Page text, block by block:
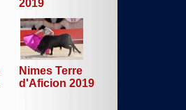
2019
Nimes Terre
d'Aficion 2019